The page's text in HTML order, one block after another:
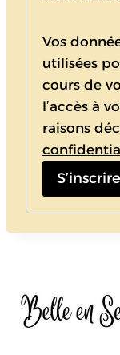
Vos
utilisées
cours de
l’accès à
raisons
S’inscrire